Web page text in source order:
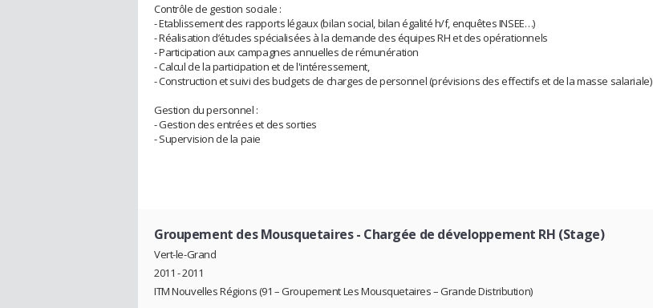
Contrôle de gestion sociale :
- Etablissement des rapports légaux (bilan social, bilan égalité h/f, enquêtes INSEE…)
- Réalisation d’études spécialisées à la demande des équipes RH et des opérationnels
- Participation aux campagnes annuelles de rémunération
- Calcul de la participation et de l'intéressement,
- Construction et suivi des budgets de charges de personnel (prévisions des effectifs et de la masse salariale)
Gestion du personnel :
- Gestion des entrées et des sorties
- Supervision de la paie
Groupement des Mousquetaires- Chargée de développement RH (Stage)
Vert-le-Grand
2011 - 2011
ITM Nouvelles Régions (91 – Groupement Les Mousquetaires – Grande Distribution)